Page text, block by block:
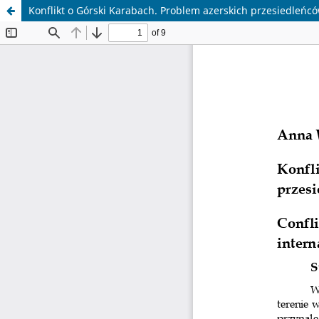
Konflikt o Górski Karabach. Problem azerskich